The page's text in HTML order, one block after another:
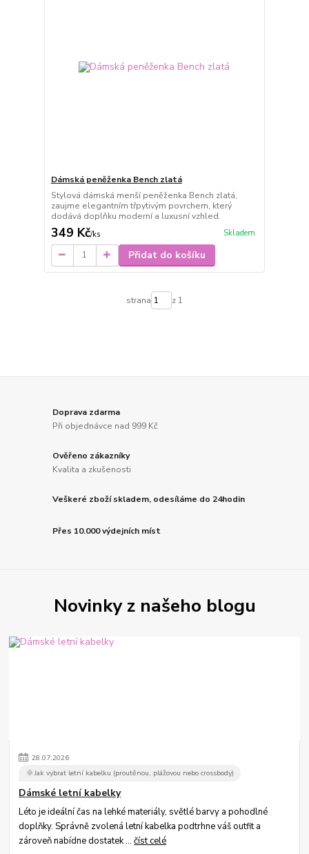
Dámská peněženka Bench zlatá
Stylová dámská menší peněženka Bench zlatá,
zaujme elegantním třpytivým povrchem, který
dodává doplňku moderní a luxusní vzhled.
349 Kč/ks Skladem
Přidat do košíku
strana z 1
Doprava zdarma
Při objednávce nad 999 Kč
Ověřeno zákazníky
Kvalita a zkušenosti
Veškeré zboží skladem, odesíláme do 24hodin
Přes 10.000 výdejních míst
Novinky z našeho blogu
28.07.2026
🌞Jak vybrat letní kabelku (proutěnou, plážovou nebo crossbody)
Dámské letní kabelky
Léto je ideální čas na lehké materiály, světlé barvy a pohodlné
doplňky. Správně zvolená letní kabelka podtrhne váš outfit a
zároveň nabídne dostatek ...číst celé